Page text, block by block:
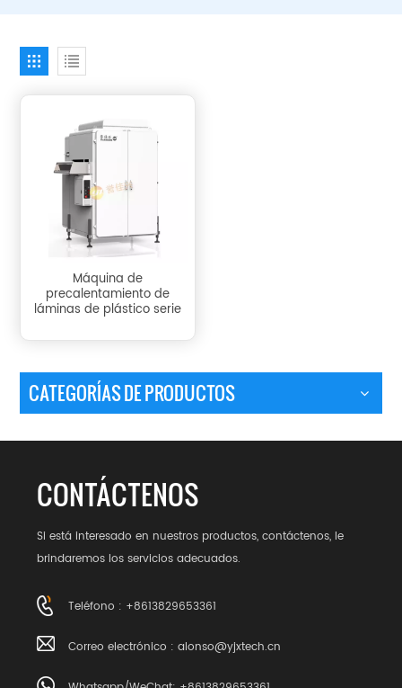
Máquina de
precalentamiento de
láminas de plástico serie
CATEGORÍAS DE PRODUCTOS
CONTÁCTENOS
Si está interesado en nuestros productos, contáctenos, le
brindaremos los servicios adecuados.
Teléfono : +8613829653361
Correo electrónico :alonso@yjxtech.cn